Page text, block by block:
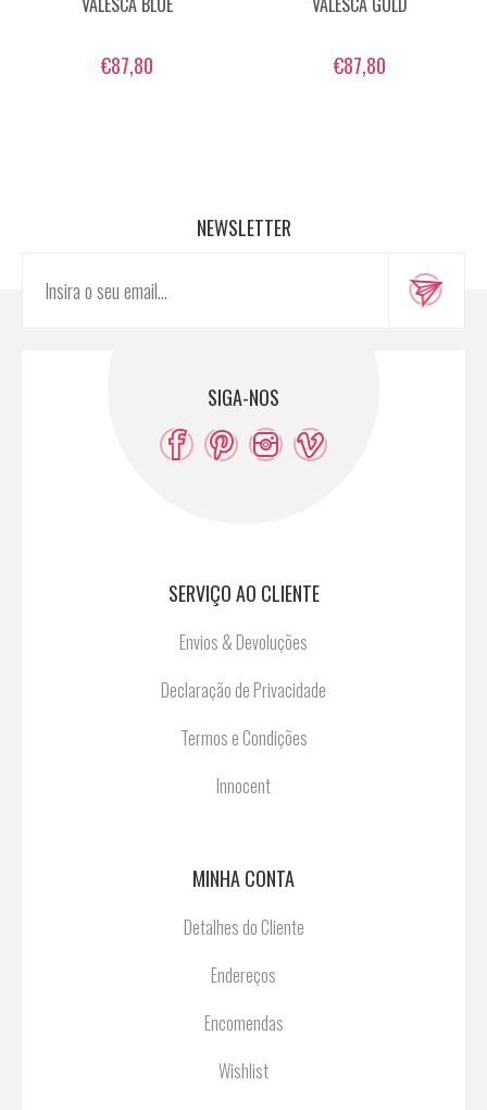
€87,80 €87,80
NEWSLETTER
SIGA-NOS
SERVIÇO AO CLIENTE
Envios & Devoluções
Declaração de Privacidade
Termos e Condições
Innocent
MINHA CONTA
Detalhes do Cliente
Endereços
Encomendas
Wishlist